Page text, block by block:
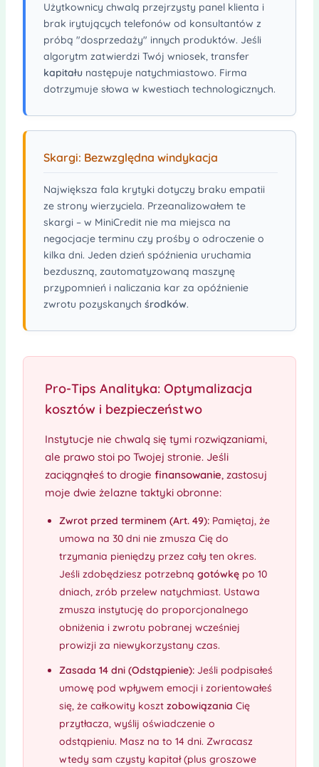
Użytkownicy chwalą przejrzysty panel klienta i
brak irytujących telefonów od konsultantów z
próbą "dosprzedaży" innych produktów. Jeśli
algorytm zatwierdzi Twój wniosek, transfer
kapitałunastępuje natychmiastowo. Firma
dotrzymuje słowa w kwestiach technologicznych.
Skargi: Bezwzględna windykacja
Największa fala krytyki dotyczy braku empatii
ze strony wierzyciela. Przeanalizowałem te
skargi – w MiniCredit nie ma miejsca na
negocjacje terminu czy prośby o odroczenie o
kilka dni. Jeden dzień spóźnienia uruchamia
bezduszną, zautomatyzowaną maszynę
przypomnień i naliczania kar za opóźnienie
zwrotu pozyskanych środków.
Pro-Tips Analityka: Optymalizacja
kosztów i bezpieczeństwo
Instytucje nie chwalą się tymi rozwiązaniami,
ale prawo stoi po Twojej stronie. Jeśli
zaciągnąłeś to drogie finansowanie, zastosuj
moje dwie żelazne taktyki obronne:
Zwrot przed terminem (Art. 49):Pamiętaj, że
umowa na 30 dni nie zmusza Cię do
trzymania pieniędzy przez cały ten okres.
Jeśli zdobędziesz potrzebną gotówkępo 10
dniach, zrób przelew natychmiast. Ustawa
zmusza instytucję do proporcjonalnego
obniżenia i zwrotu pobranej wcześniej
prowizji za niewykorzystany czas.
Zasada 14 dni (Odstąpienie):Jeśli podpisałeś
umowę pod wpływem emocji i zorientowałeś
się, że całkowity koszt zobowiązania Cię
przytłacza, wyślij oświadczenie o
odstąpieniu. Masz na to 14 dni. Zwracasz
wtedy sam czysty kapitał (plus groszowe